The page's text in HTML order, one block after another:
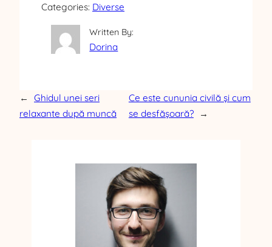
Categories: Diverse
Written By:
Dorina
←
Ghidul unei seri
relaxante după muncă
Ce este cununia civilă și cum
se desfășoară?
→